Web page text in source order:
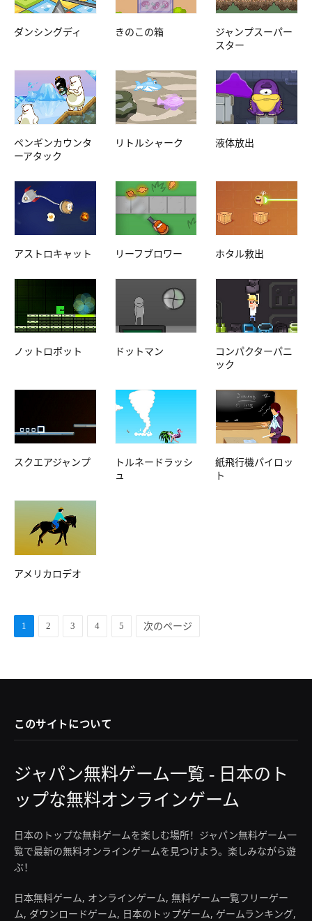
ダンシングディ きのこの箱
ジャンプスーパー
スター
ペンギンカウンタ
ーアタック
リトルシャーク 液体放出
アストロキャット リーフブロワー ホタル救出
ノットロボット ドットマン
コンパクターパニ
ック
スクエアジャンプ
トルネードラッシ
ュ
紙飛行機パイロッ
ト
アメリカロデオ
1 2 3 4 5 次のページ
このサイトについて
ジャパン無料ゲーム一覧 - 日本のト
ップな無料オンラインゲーム
日本のトップな無料ゲームを楽しむ場所！ジャパン無料ゲーム一
覧で最新の無料オンラインゲームを見つけよう。楽しみながら遊
ぶ！
日本無料ゲーム, オンラインゲーム, 無料ゲーム一覧フリーゲー
ム, ダウンロードゲーム, 日本のトップゲーム, ゲームランキング,